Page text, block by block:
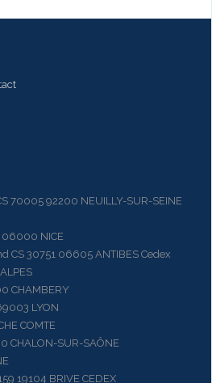
92200 NEUILLY-SUR-SEINE
NICE
30751 06605 ANTIBES Cedex
CHAMBERY
LYON
COMTE
SUR-SAÔNE
19104 BRIVE CEDEX